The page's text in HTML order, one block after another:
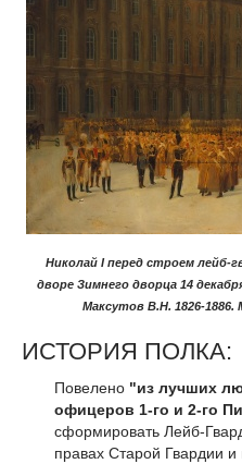
Николай I перед строем лейб-
дворе Зимнего дворца 14
Максутов В.Н. 1826-1886.
ИСТОРИЯ ПОЛКА:
Повелено "из лучших
офицеров 1-го и 2-го
сформировать Лейб-
правах Старой Гвардии